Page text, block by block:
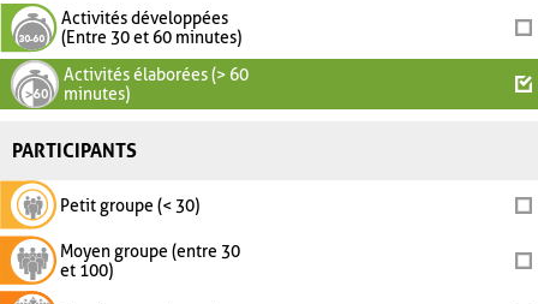
Activités développées
(Entre 30 et 60 minutes)
Activités élaborées (> 60
minutes)
PARTICIPANTS
Petit groupe (< 30)
Moyen groupe (entre 30
et 100)